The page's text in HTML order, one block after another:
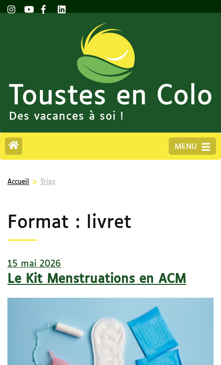
Toustes en Colo
Des vacances à soi !
MENU
Accueil > Trips
Format : livret
15 mai 2026
Le Kit Menstruations en ACM